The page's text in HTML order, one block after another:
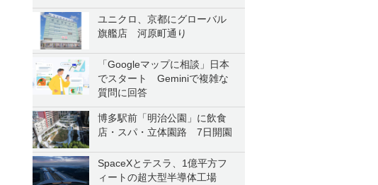
ユニクロ、京都にグローバル
旗艦店 河原町通り
「Googleマップに相談」日本
でスタート Geminiで複雑な
質問に回答
博多駅前「明治公園」に飲食
店・スパ・立体園路 7日開園
SpaceXとテスラ、1億平方フ
ィートの超大型半導体工場